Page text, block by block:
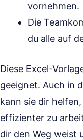
vornehmen.
Die
du alle auf
Diese Excel-
geeignet. Auch in
kann sie dir
effizienter zu
dir den Weg weist